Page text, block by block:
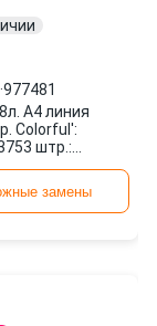
·977481
А4 линия
Colorful':
штр.:
замены